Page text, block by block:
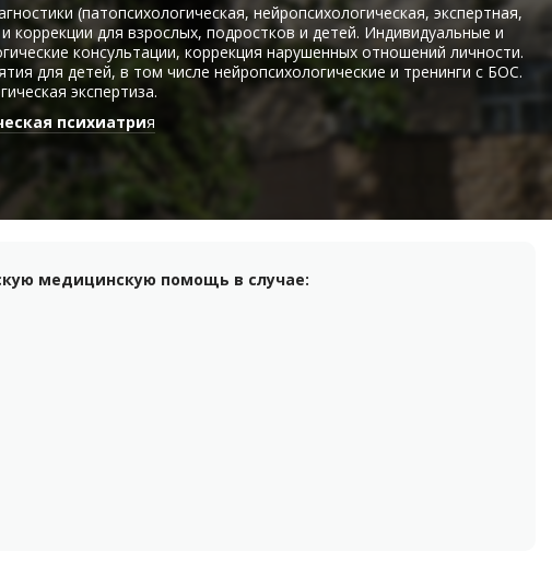
(патопсихологическая, нейропсихологическая, экспертная,
коррекции для взрослых, подростков и детей. Индивидуальные и
консультации, коррекция нарушенных отношений личности.
для детей, в том числе нейропсихологические и тренинги с БОС.
экспертиза.
психиатрия
медицинскую помощь в случае: